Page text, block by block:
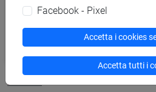
Persone
Facebook - Pixel
Accetta i cookies
Accetta tutti i